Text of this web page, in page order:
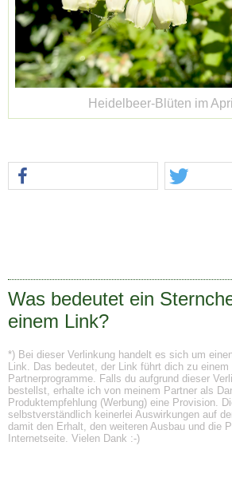
Heidelbeer-Blüten im
Was bedeutet ein
einem Link?
*) Bei dieser Verlinkung handelt es sich um
Link. Das bedeutet, der Link führt dich zu einem
Partnerprogramme. Falls du aufgrund dieser
bestellst, erhalte ich von meinem Partner als
Produktempfehlung (Werbung) eine Provision.
selbstverständlich keinerlei Auswirkungen auf
damit den Erhalt, den weiteren Ausbau und die
Internetseite. Vielen Dank :-)